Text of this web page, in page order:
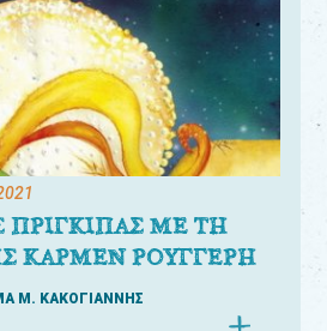
ΠΡΙΓΚΙΠΑΣ ΜΕ ΤΗ
ΚΑΡΜΕΝ ΡΟΥΓΓΕΡΗ
Μ. ΚΑΚΟΓΙΑΝΝΗΣ